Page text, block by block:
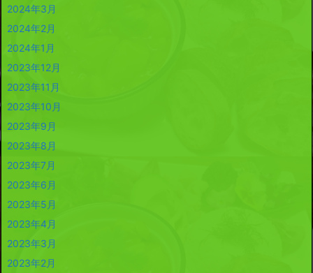
2024年3月
2024年2月
2024年1月
2023年12月
2023年11月
2023年10月
2023年9月
2023年8月
2023年7月
2023年6月
2023年5月
2023年4月
2023年3月
2023年2月